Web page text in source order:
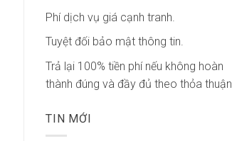
Phí dịch vụ giá cạnh tranh.
Tuyệt đối bảo mật thông tin.
Trả lại 100% tiền phí nếu không hoàn
thành đúng và đầy đủ theo thỏa thuận.
TIN MỚI